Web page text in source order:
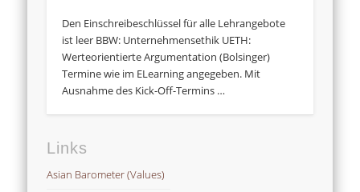
Den Einschreibeschlüssel für alle Lehrangebote
ist leer BBW: Unternehmensethik UETH:
Werteorientierte Argumentation (Bolsinger)
Termine wie im ELearning angegeben. Mit
Ausnahme des Kick-Off-Termins …
Links
Asian Barometer (Values)